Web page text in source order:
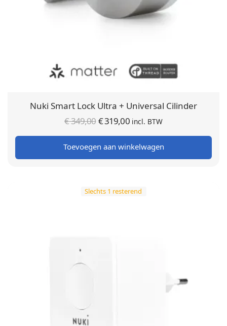
Nuki Smart Lock Ultra + Universal Cilinder
€349,00Oorspronkelijke
prijs was:
€ 349,00.
€319,00 Huidige
prijs is:
€ 319,00.
incl. BTW
Toevoegen aan winkelwagen
Slechts 1 resterend